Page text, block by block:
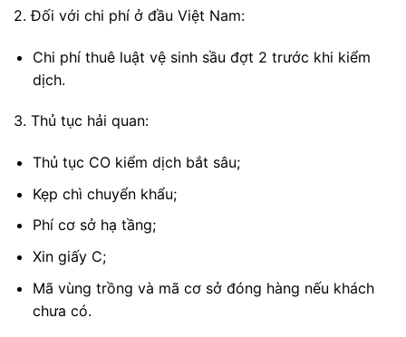
2. Đối với chi phí ở đầu Việt Nam:
Chi phí thuê luật vệ sinh sầu đợt 2 trước khi kiểm
dịch.
3. Thủ tục hải quan:
Thủ tục CO kiểm dịch bắt sâu;
Kẹp chì chuyển khẩu;
Phí cơ sở hạ tầng;
Xin giấy C;
Mã vùng trồng và mã cơ sở đóng hàng nếu khách
chưa có.